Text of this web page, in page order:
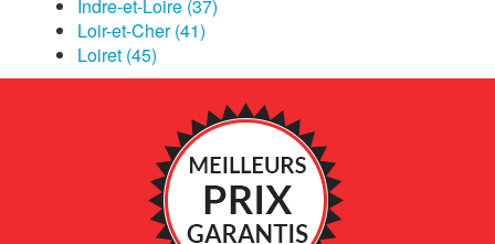
Indre-et-Loire (37)
Loir-et-Cher (41)
Loiret (45)